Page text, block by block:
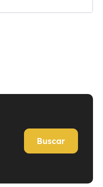
Buscar